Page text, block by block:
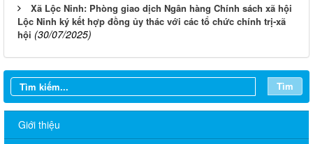
Xã Lộc Ninh: Phòng giao dịch Ngân hàng Chính sách xã hội
Lộc Ninh ký kết hợp đồng ủy thác với các tổ chức chính trị-xã
hội (30/07/2025)
Tìm
Giới thiệu